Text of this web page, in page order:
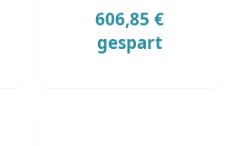
606,85 €
gespart